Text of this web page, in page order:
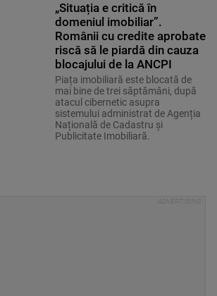
„Situația e critică în
domeniul imobiliar”.
Românii cu credite aprobate
riscă să le piardă din cauza
blocajului de la ANCPI
Piața imobiliară este blocată de
mai bine de trei săptămâni, după
atacul cibernetic asupra
sistemului administrat de Agenția
Națională de Cadastru și
Publicitate Imobiliară.